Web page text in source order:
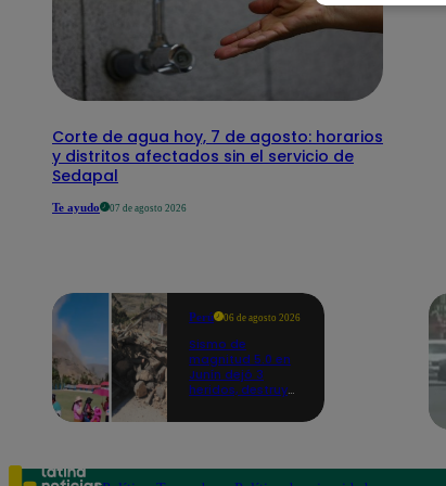
Corte de agua hoy, 7 de agosto: horarios
y distritos afectados sin el servicio de
Sedapal
Te ayudo 07 de agosto 2026
Perú 06 de agosto 2026
Sismo de
magnitud 5.0 en
Junín dejó 3
heridos, destruyó
propició